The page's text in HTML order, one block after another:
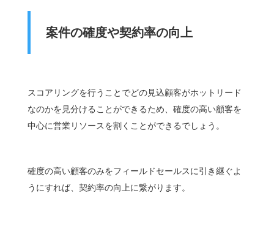
案件の確度や契約率の向上
スコアリングを行うことでどの見込顧客がホットリード
なのかを見分けることができるため、確度の高い顧客を
中心に営業リソースを割くことができるでしょう。
確度の高い顧客のみをフィールドセールスに引き継ぐよ
うにすれば、契約率の向上に繋がります。